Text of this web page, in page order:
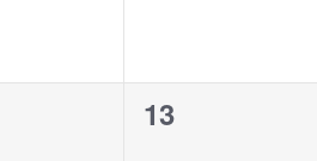
0
13